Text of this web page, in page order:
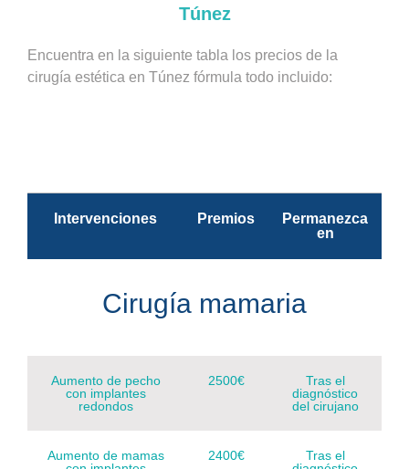
Túnez
Encuentra en la siguiente tabla los precios de la
cirugía estética en Túnez fórmula todo incluido:
Intervenciones Premios
Permanezca
en
Cirugía mamaria
Aumento de pecho
con implantes
redondos
2500€
Tras el
diagnóstico
del cirujano
Aumento de mamas
2400€
Tras el